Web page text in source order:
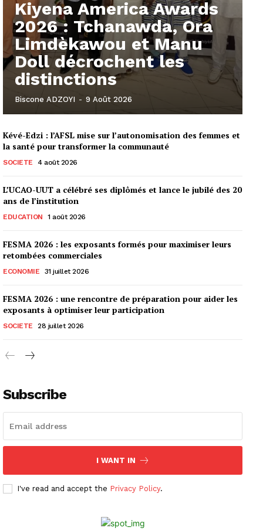
Kiyena America Awards
2026 : Tchanawda, Ora
Limdèkawou et Manu
Doll décrochent les
distinctions
Biscone ADZOYI - 9 Août 2026
Kévé-Edzi : l’AFSL mise sur l’autonomisation des femmes et
la santé pour transformer la communauté
SOCIETE 4 août 2026
L’UCAO-UUT a célébré ses diplômés et lance le jubilé des 20
ans de l’institution
EDUCATION 1 août 2026
FESMA 2026 : les exposants formés pour maximiser leurs
retombées commerciales
ECONOMIE 31 juillet 2026
FESMA 2026 : une rencontre de préparation pour aider les
exposants à optimiser leur participation
SOCIETE 28 juillet 2026
Subscribe
I WANT IN
I've read and accept the Privacy Policy.